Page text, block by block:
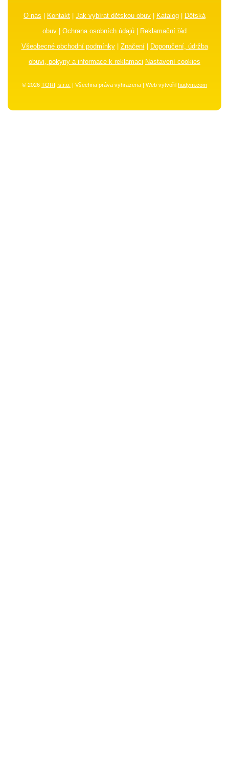
O nás Kontakt Jak vybírat dětskou obuv Katalog
Dětská
obuv
Ochrana osobních údajů
Reklamační řád
Všeobecné obchodní podmínky| Značení|
Doporučení, údržba
obuvi, pokyny a informace k reklamaci Nastavení cookies
© 2026 TORI, s.r.o. | Všechna práva vyhrazena | Web vytvořil hudym.com